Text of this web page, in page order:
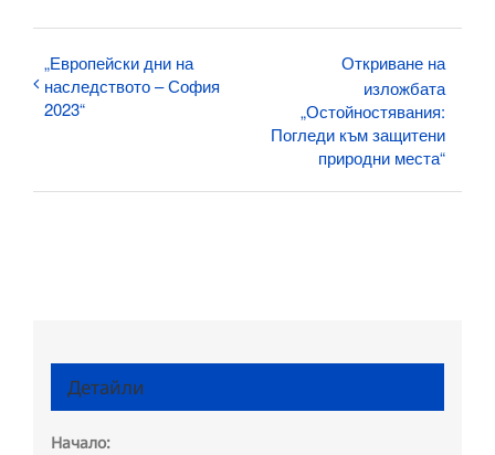
„Европейски дни на
наследството – София
2023“
Откриване на
изложбата
„Остойностявания:
Погледи към защитени
природни места“
Детайли
Начало: